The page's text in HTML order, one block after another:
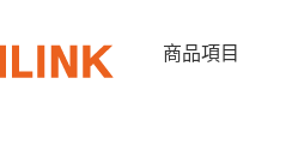
商品項目